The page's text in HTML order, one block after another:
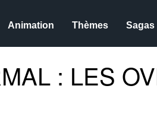
Animation Thèmes Sagas
: LES